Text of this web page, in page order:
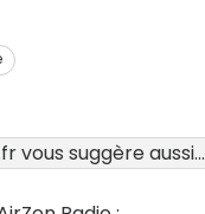
vous suggère aussi...